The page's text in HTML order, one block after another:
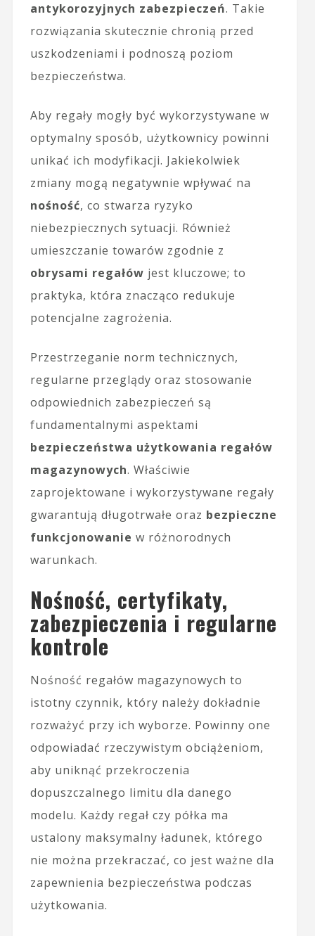
antykorozyjnych zabezpieczeń. Takie
rozwiązania skutecznie chronią przed
uszkodzeniami i podnoszą poziom
bezpieczeństwa.
Aby regały mogły być wykorzystywane w
optymalny sposób, użytkownicy powinni
unikać ich modyfikacji. Jakiekolwiek
zmiany mogą negatywnie wpływać na
nośność, co stwarza ryzyko
niebezpiecznych sytuacji. Również
umieszczanie towarów zgodnie z
obrysami regałów jest kluczowe; to
praktyka, która znacząco redukuje
potencjalne zagrożenia.
Przestrzeganie norm technicznych,
regularne przeglądy oraz stosowanie
odpowiednich zabezpieczeń są
fundamentalnymi aspektami
bezpieczeństwa użytkowania regałów
magazynowych. Właściwie
zaprojektowane i wykorzystywane regały
gwarantują długotrwałe oraz bezpieczne
funkcjonowanie w różnorodnych
warunkach.
Nośność, certyfikaty,
zabezpieczenia i regularne
kontrole
Nośność regałów magazynowych to
istotny czynnik, który należy dokładnie
rozważyć przy ich wyborze. Powinny one
odpowiadać rzeczywistym obciążeniom,
aby uniknąć przekroczenia
dopuszczalnego limitu dla danego
modelu. Każdy regał czy półka ma
ustalony maksymalny ładunek, którego
nie można przekraczać, co jest ważne dla
zapewnienia bezpieczeństwa podczas
użytkowania.